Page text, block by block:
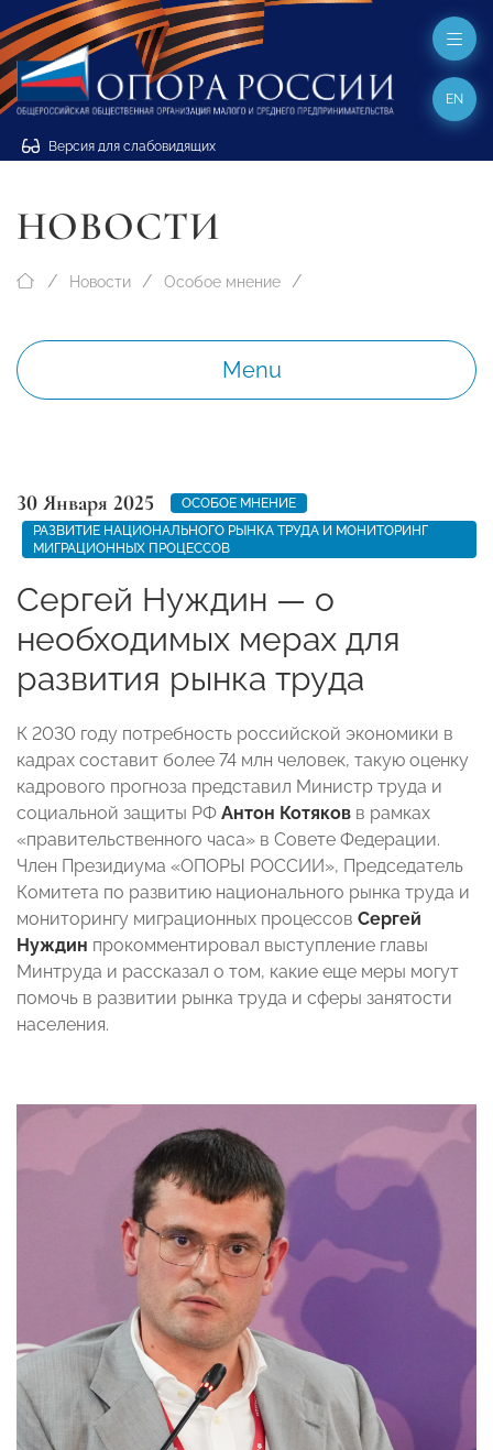
Версия для слабовидящих
EN
НОВОСТИ
Новости Особое мнение
Menu
30 Января 2025
ОСОБОЕ МНЕНИЕ
РАЗВИТИЕ НАЦИОНАЛЬНОГО РЫНКА ТРУДА И МОНИТОРИНГ
МИГРАЦИОННЫХ ПРОЦЕССОВ
Сергей Нуждин — о
необходимых мерах для
развития рынка труда
К 2030 году потребность российской экономики в
кадрах составит более 74 млн человек, такую оценку
кадрового прогноза представил Министр труда и
социальной защиты РФ Антон Котяков в рамках
«правительственного часа» в Совете Федерации.
Член Президиума «ОПОРЫ РОССИИ», Председатель
Комитета по развитию национального рынка труда и
мониторингу миграционных процессов Сергей
Нуждин прокомментировал выступление главы
Минтруда и рассказал о том, какие еще меры могут
помочь в развитии рынка труда и сферы занятости
населения.